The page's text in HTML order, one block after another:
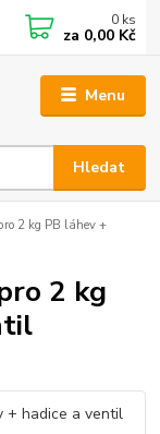
Menu
Hledat
0 ks
za 0,00 Kč
2 kg PB láhev +
2 kg